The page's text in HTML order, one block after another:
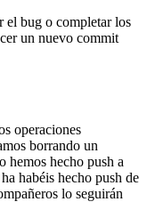
el bug o completar los
un nuevo commit
operaciones
borrando un
hemos hecho push a
habéis hecho push de
lo seguirán